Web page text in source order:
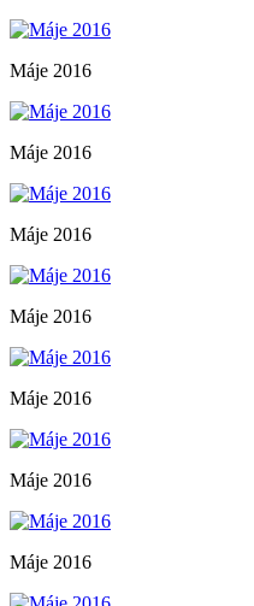
Máje 2016
Máje 2016
Máje 2016
Máje 2016
Máje 2016
Máje 2016
Máje 2016